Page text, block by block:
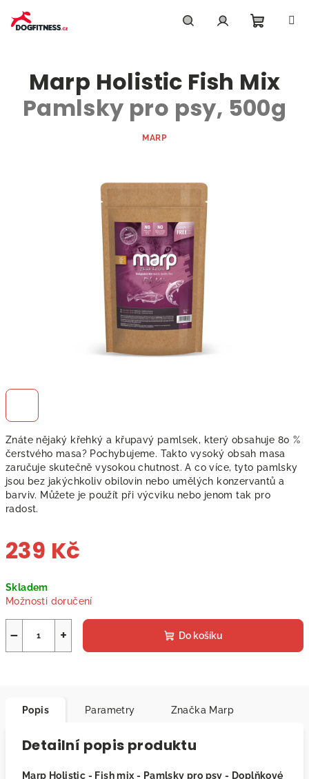
obsah
košík
Znáte nějaký křehký a křupavý pamlsek, který obsahuje 80 %
čerstvého masa? Pochybujeme. Takto vysoký obsah masa
zaručuje skutečně vysokou chutnost. A co více, tyto pamlsky
jsou bez jakýchkoliv obilovin nebo umělých konzervantů a
barviv. Můžete je použít při výcviku nebo jenom tak pro
radost.
239 Kč
cena:
Skladem
Možnosti doručení
+
− Do košíku
Marp Holistic Fish Mix
Pamlsky pro psy, 500g
MARP
Popis Parametry Značka Marp
Detailní popis produktu
Marp Holistic - Fish mix - Pamlsky pro psy - Doplňkové